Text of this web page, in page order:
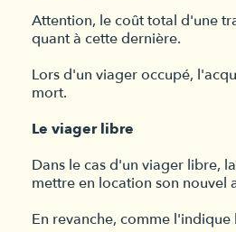
Attention, le coût total d'une
quant à cette dernière.
Lors d'un viager occupé,
mort.
Le viager libre
Dans le cas d'un viager libre,
mettre en location son nouvel
En revanche, comme